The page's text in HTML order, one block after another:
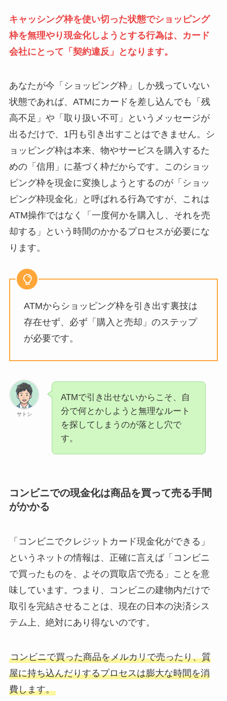
キャッシング枠を使い切った状態でショッピング
枠を無理やり現金化しようとする行為は、カード
会社にとって「契約違反」となります。
あなたが今「ショッピング枠」しか残っていない
状態であれば、ATMにカードを差し込んでも「残
高不足」や「取り扱い不可」というメッセージが
出るだけで、1円も引き出すことはできません。シ
ョッピング枠は本来、物やサービスを購入するた
めの「信用」に基づく枠だからです。このショッ
ピング枠を現金に変換しようとするのが「ショッ
ピング枠現金化」と呼ばれる行為ですが、これは
ATM操作ではなく「一度何かを購入し、それを売
却する」という時間のかかるプロセスが必要にな
ります。
ATMからショッピング枠を引き出す裏技は
存在せず、必ず「購入と売却」のステップ
が必要です。
サトシ
ATMで引き出せないからこそ、自
分で何とかしようと無理なルート
を探してしまうのが落とし穴で
す。
コンビニでの現金化は商品を買って売る手間
がかかる
「コンビニでクレジットカード現金化ができる」
というネットの情報は、正確に言えば「コンビニ
で買ったものを、よその買取店で売る」ことを意
味しています。つまり、コンビニの建物内だけで
取引を完結させることは、現在の日本の決済シス
テム上、絶対にあり得ないのです。
コンビニで買った商品をメルカリで売ったり、質
屋に持ち込んだりするプロセスは膨大な時間を消
費します。